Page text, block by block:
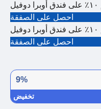
احصل على الصفقة
احصل على الصفقة
9%
تخفيض